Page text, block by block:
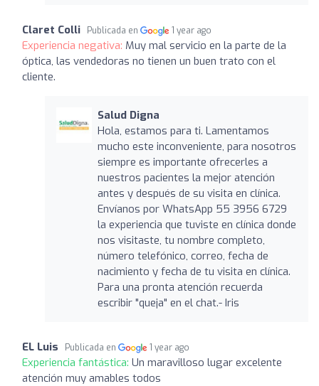
Claret Colli Publicada en 1 year ago
Experiencia negativa: Muy mal servicio en la parte de la
óptica, las vendedoras no tienen un buen trato con el
cliente.
Salud Digna
Hola, estamos para ti. Lamentamos
mucho este inconveniente, para nosotros
siempre es importante ofrecerles a
nuestros pacientes la mejor atención
antes y después de su visita en clínica.
Envíanos por WhatsApp 55 3956 6729
la experiencia que tuviste en clínica donde
nos visitaste, tu nombre completo,
número telefónico, correo, fecha de
nacimiento y fecha de tu visita en clínica.
Para una pronta atención recuerda
escribir "queja" en el chat.- Iris
EL Luis Publicada en 1 year ago
Experiencia fantástica: Un maravilloso lugar excelente
atención muy amables todos